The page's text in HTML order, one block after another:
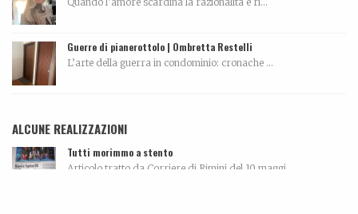
Guerre di pianerottolo | Ombretta Restelli
L’arte della guerra in condominio: cronache ...
ALCUNE REALIZZAZIONI
Tutti morimmo a stento
Articolo tratto da Corriere di Rimini del 10 maggi...